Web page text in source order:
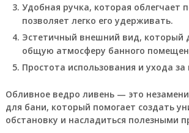
Удобная ручка, которая облегчает
позволяет легко его удерживать.
Эстетичный внешний вид, который
общую атмосферу банного
Простота использования и ухода
Обливное ведро ливень — это
для бани, который помогает создать
обстановку и насладиться полезными